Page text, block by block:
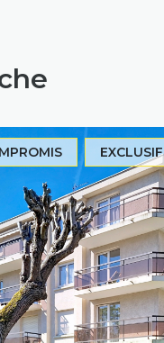
EXCLUSIF